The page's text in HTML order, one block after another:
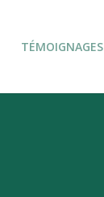
TÉMOIGNAGES